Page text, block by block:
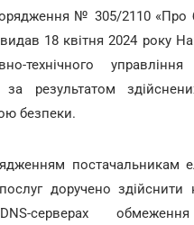
№ 305/2110 «Про
18 квітня 2024 року
технічного
за результатом
безпеки.
постачальникам
доручено
серверах